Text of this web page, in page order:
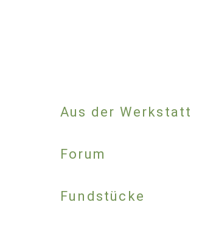
Aus der Werkstatt
Forum
Fundstücke